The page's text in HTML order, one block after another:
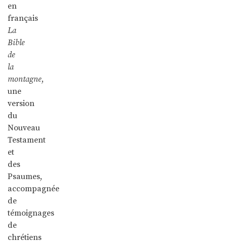
en
français
La
Bible
de
la
montagne,
une
version
du
Nouveau
Testament
et
des
Psaumes,
accompagnée
de
témoignages
de
chrétiens